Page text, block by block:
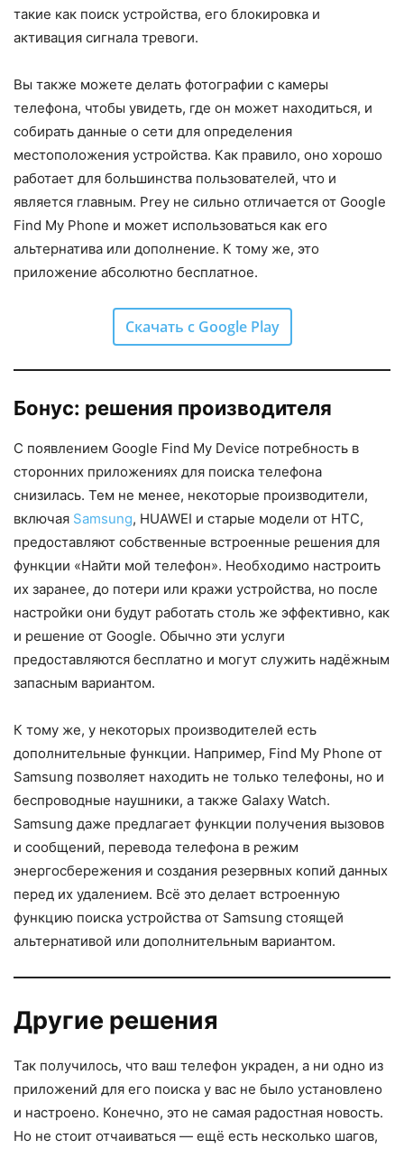
такие как поиск устройства, его блокировка и
активация сигнала тревоги.
Вы также можете делать фотографии с камеры
телефона, чтобы увидеть, где он может находиться, и
собирать данные о сети для определения
местоположения устройства. Как правило, оно хорошо
работает для большинства пользователей, что и
является главным. Prey не сильно отличается от Google
Find My Phone и может использоваться как его
альтернатива или дополнение. К тому же, это
приложение абсолютно бесплатное.
Скачать с Google Play
Бонус: решения производителя
С появлением Google Find My Device потребность в
сторонних приложениях для поиска телефона
снизилась. Тем не менее, некоторые производители,
включая Samsung, HUAWEI и старые модели от HTC,
предоставляют собственные встроенные решения для
функции «Найти мой телефон». Необходимо настроить
их заранее, до потери или кражи устройства, но после
настройки они будут работать столь же эффективно, как
и решение от Google. Обычно эти услуги
предоставляются бесплатно и могут служить надёжным
запасным вариантом.
К тому же, у некоторых производителей есть
дополнительные функции. Например, Find My Phone от
Samsung позволяет находить не только телефоны, но и
беспроводные наушники, а также Galaxy Watch.
Samsung даже предлагает функции получения вызовов
и сообщений, перевода телефона в режим
энергосбережения и создания резервных копий данных
перед их удалением. Всё это делает встроенную
функцию поиска устройства от Samsung стоящей
альтернативой или дополнительным вариантом.
Другие решения
Так получилось, что ваш телефон украден, а ни одно из
приложений для его поиска у вас не было установлено
и настроено. Конечно, это не самая радостная новость.
Но не стоит отчаиваться — ещё есть несколько шагов,